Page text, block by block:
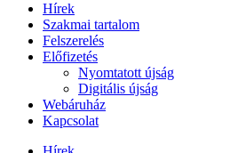
Hírek
Szakmai tartalom
Felszerelés
Előfizetés
Nyomtatott újság
Digitális újság
Webáruház
Kapcsolat